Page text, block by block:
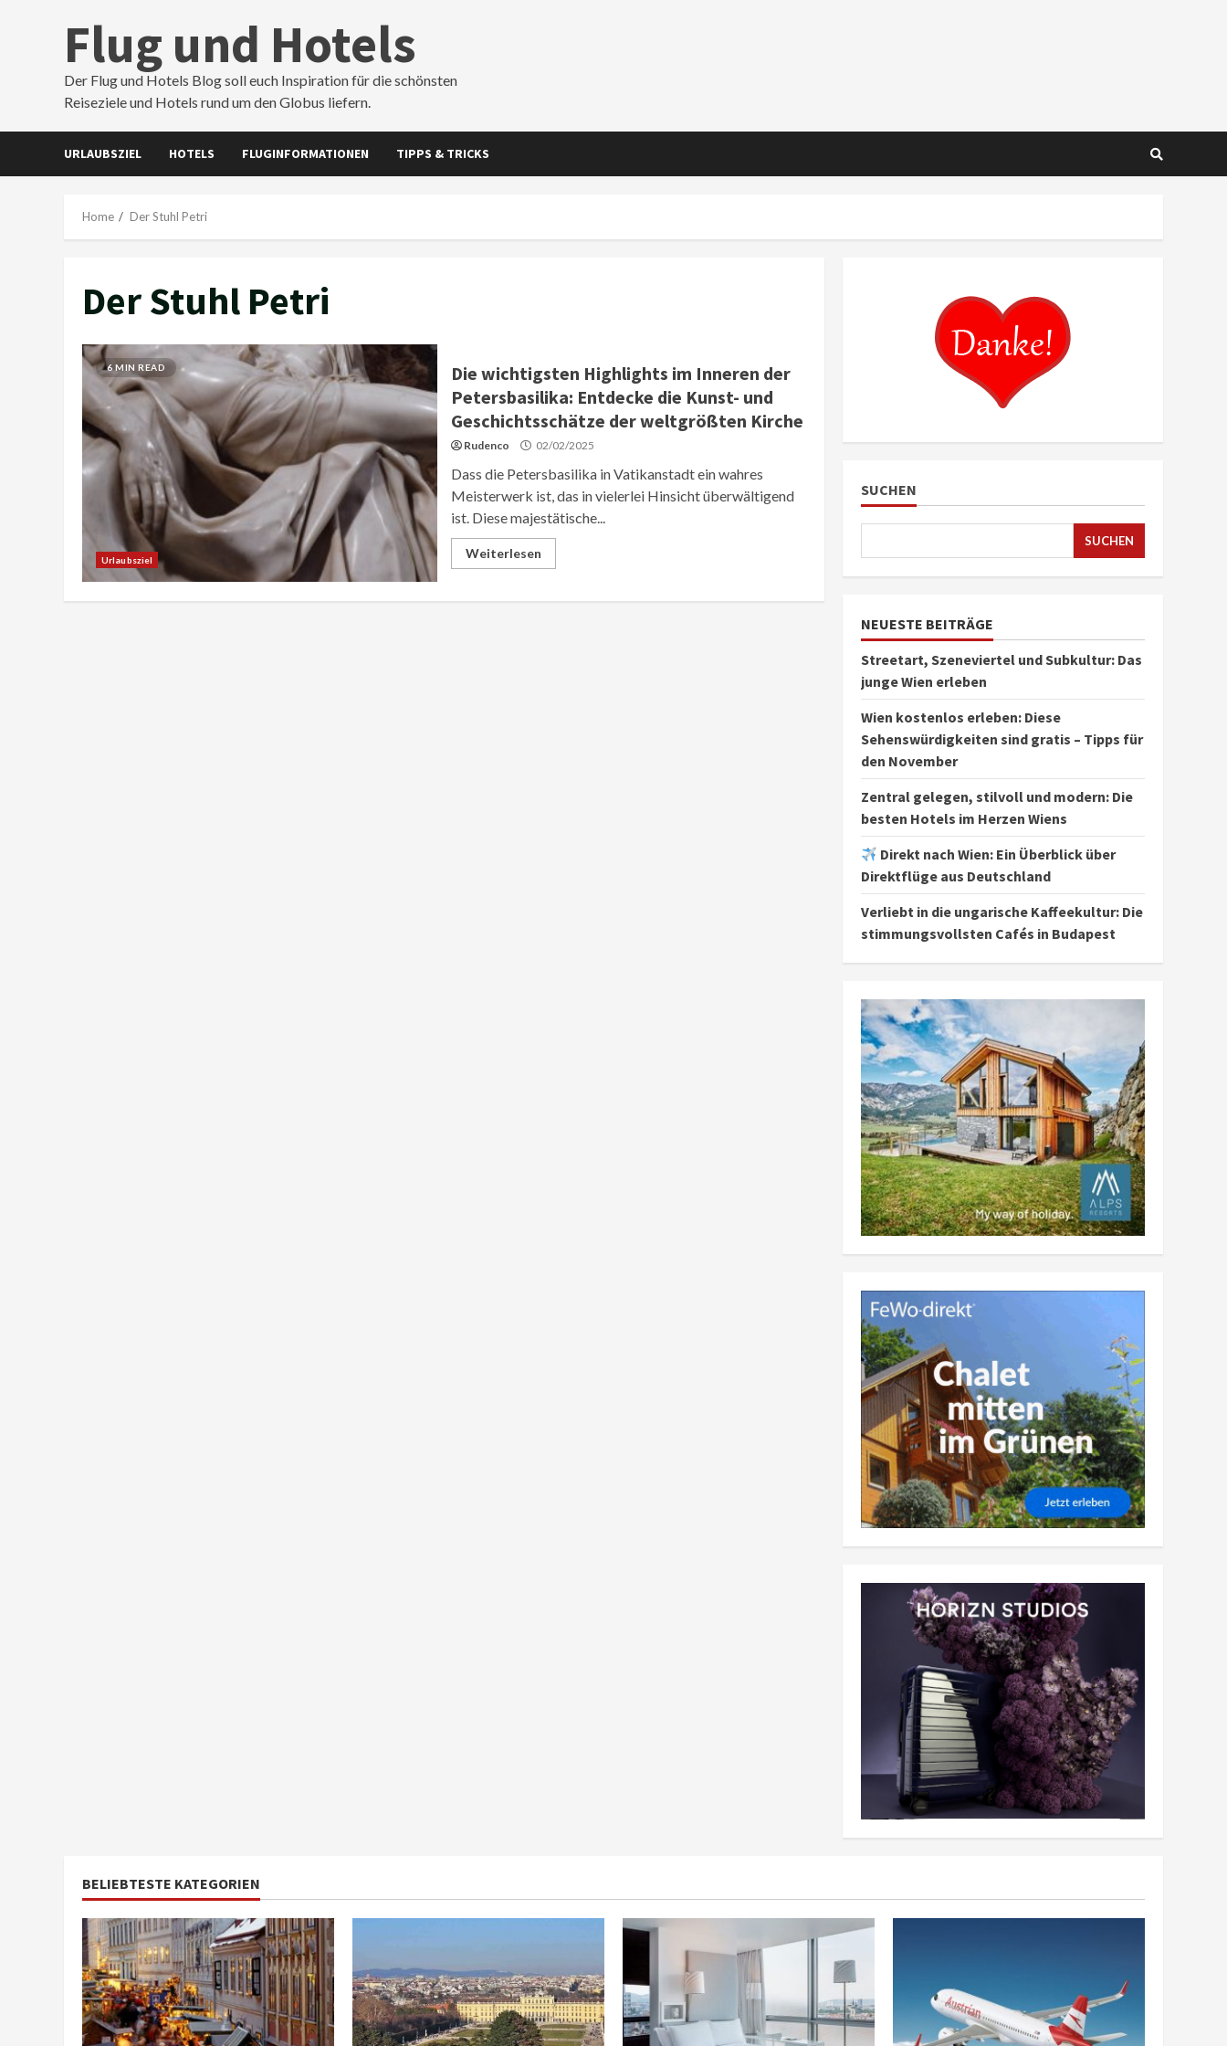
Flug und Hotels
Der Flug und Hotels Blog soll euch Inspiration für die schönsten
Reiseziele und Hotels rund um den Globus liefern.
URLAUBSZIEL HOTELS FLUGINFORMATIONEN TIPPS & TRICKS
Home Der Stuhl Petri
Der Stuhl Petri
6 MIN READ
Urlaubsziel
Die wichtigsten Highlights im Inneren der
Petersbasilika: Entdecke die Kunst- und
Geschichtsschätze der weltgrößten Kirche
Rudenco 02/02/2025
Dass die Petersbasilika in Vatikanstadt ein wahres
Meisterwerk ist, das in vielerlei Hinsicht überwältigend
ist. Diese majestätische...
Weiterlesen
SUCHEN
SUCHEN
NEUESTE BEITRÄGE
Streetart, Szeneviertel und Subkultur: Das
junge Wien erleben
Wien kostenlos erleben: Diese
Sehenswürdigkeiten sind gratis – Tipps für
den November
Zentral gelegen, stilvoll und modern: Die
besten Hotels im Herzen Wiens
Direkt nach Wien: Ein Überblick über
Direktflüge aus Deutschland
Verliebt in die ungarische Kaffeekultur: Die
stimmungsvollsten Cafés in Budapest
BELIEBTESTE KATEGORIEN